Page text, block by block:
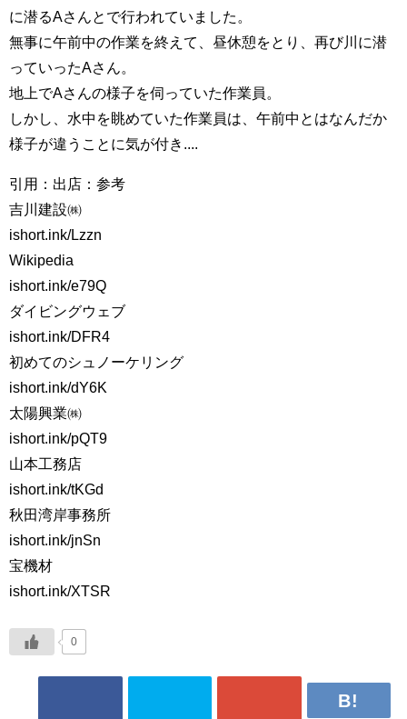
に潜るAさんとで行われていました。
無事に午前中の作業を終えて、昼休憩をとり、再び川に潜
っていったAさん。
地上でAさんの様子を伺っていた作業員。
しかし、水中を眺めていた作業員は、午前中とはなんだか
様子が違うことに気が付き....
引用：出店：参考
吉川建設㈱
ishort.ink/Lzzn
Wikipedia
ishort.ink/e79Q
ダイビングウェブ
ishort.ink/DFR4
初めてのシュノーケリング
ishort.ink/dY6K
太陽興業㈱
ishort.ink/pQT9
山本工務店
ishort.ink/tKGd
秋田湾岸事務所
ishort.ink/jnSn
宝機材
ishort.ink/XTSR
0